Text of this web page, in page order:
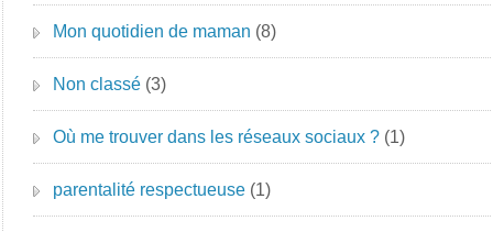
Mon quotidien de maman (8)
Non classé (3)
Où me trouver dans les réseaux sociaux ? (1)
parentalité respectueuse (1)